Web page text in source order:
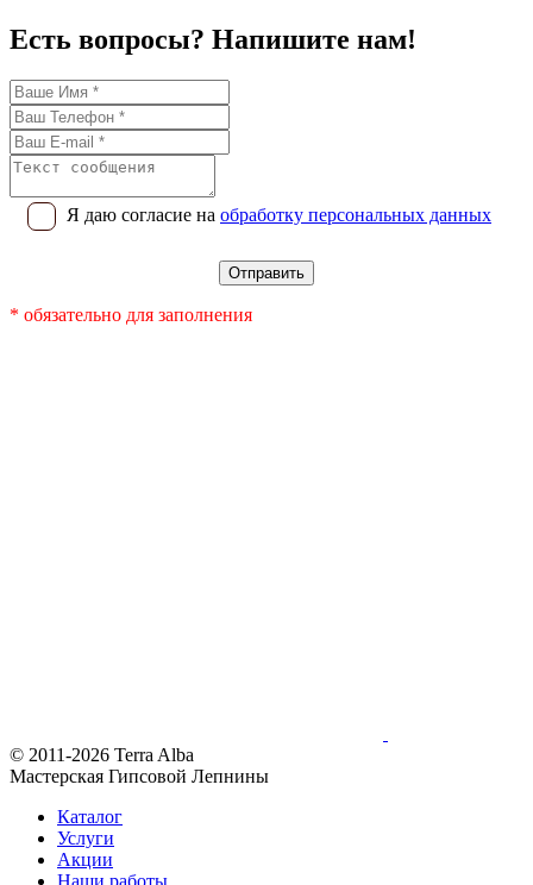
Есть вопросы? Напишите нам!
Я даю согласие на обработку персональных данных
* обязательно для заполнения
© 2011-2026 Terra Alba
Мастерская Гипсовой Лепнины
Каталог
Услуги
Акции
Наши работы